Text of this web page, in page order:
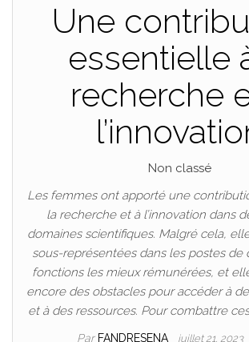
Une
essentielle
recherche
Non classé
Les femmes ont apporté une
la recherche et à l’innovation dans
domaines scientifiques. Malgré cela,
sous-représentées dans les postes de
fonctions les mieux rémunérées, et
encore des obstacles pour accéder à
et à des ressources. Pour combattre
Par FANDRESENA juillet 21, 2023